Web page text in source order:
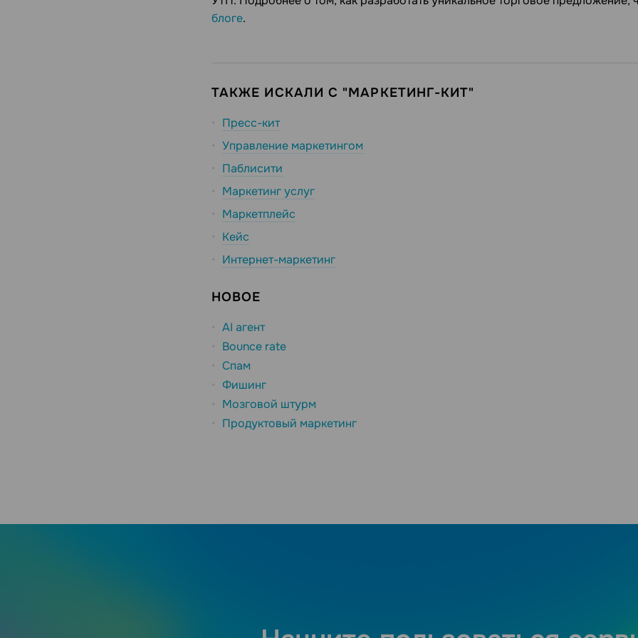
блоге.
ТАКЖЕ ИСКАЛИ С "МАРКЕТИНГ-КИТ"
Пресс-кит
Управление маркетингом
Паблисити
Маркетинг услуг
Маркетплейс
Кейс
Интернет-маркетинг
НОВОЕ
AI агент
Bounce rate
Спам
Фишинг
Мозговой штурм
Продуктовый маркетинг